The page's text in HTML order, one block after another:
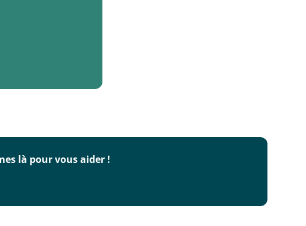
là pour vous aider !